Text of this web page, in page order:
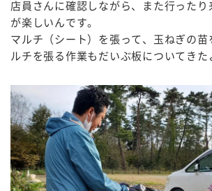
店員さんに確認しながら、また行った
が楽しいんです。
マルチ（シート）を張って、玉ねぎの
ルチを張る作業もだいぶ板についてきた